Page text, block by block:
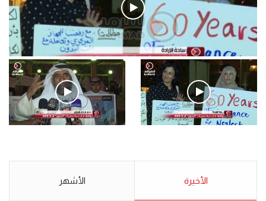
فيديو
.وقفة احتجاجية رمزية لـ”#البدون” في ساحة الإرادة 4-5-2019.
الأحد 5 مايو 2019
5-2019.
نبيع مخدرات يعني ولا خمر؟!.
الأخيرة الأشهر